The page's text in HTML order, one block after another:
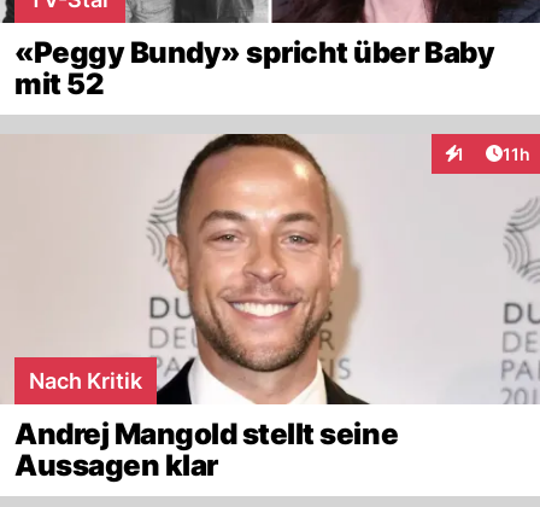
«Peggy Bundy» spricht über Baby
mit 52
1 11h
Nach Kritik
Andrej Mangold stellt seine
Aussagen klar